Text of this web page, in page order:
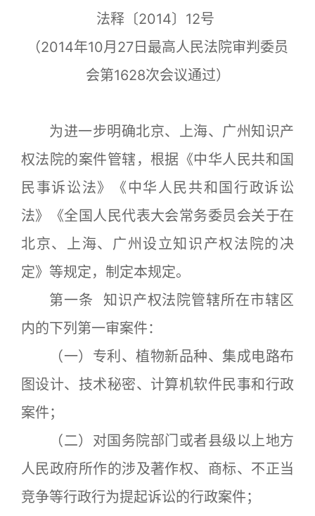
法释〔2014〕12号
（2014年10月27日最高人民法院审判委员
会第1628次会议通过）
为进一步明确北京、上海、广州知识产
权法院的案件管辖，根据《中华人民共和国
民事诉讼法》《中华人民共和国行政诉讼
法》《全国人民代表大会常务委员会关于在
北京、上海、广州设立知识产权法院的决
定》等规定，制定本规定。
第一条 知识产权法院管辖所在市辖区
内的下列第一审案件：
（一）专利、植物新品种、集成电路布
图设计、技术秘密、计算机软件民事和行政
案件；
（二）对国务院部门或者县级以上地方
人民政府所作的涉及著作权、商标、不正当
竞争等行政行为提起诉讼的行政案件；